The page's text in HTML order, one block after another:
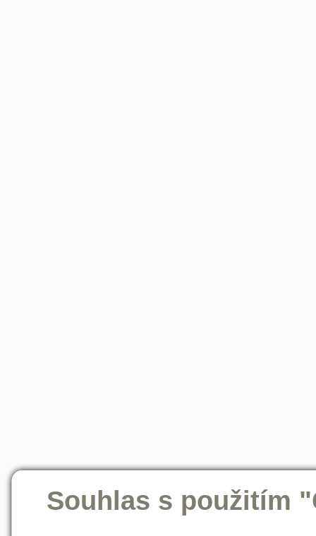
Souhlas s použitím